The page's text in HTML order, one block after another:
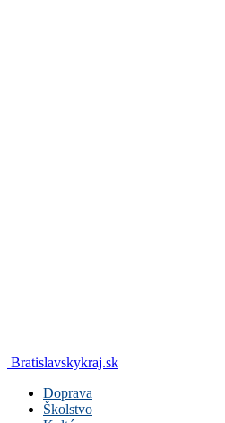
Bratislavskykraj.sk
Doprava
Školstvo